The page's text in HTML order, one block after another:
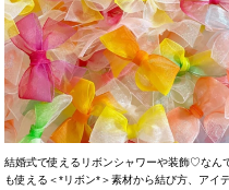
結婚式で使えるリボンシャワーや装飾♡なん
も使える＜*リボン*＞素材から結び方、アイ